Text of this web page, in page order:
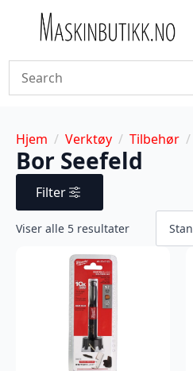
Hjem Verktøy Tilbehør
Bor Seefeld
Filter
Viser alle 5 resultater